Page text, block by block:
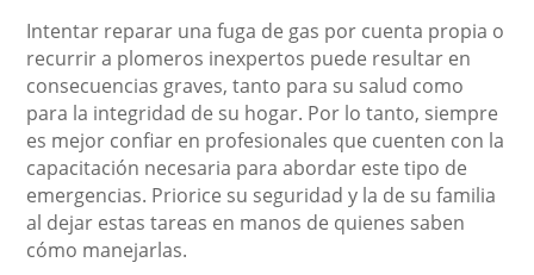
Intentar reparar una fuga de gas por cuenta propia o
recurrir a plomeros inexpertos puede resultar en
consecuencias graves, tanto para su salud como
para la integridad de su hogar. Por lo tanto, siempre
es mejor confiar en profesionales que cuenten con la
capacitación necesaria para abordar este tipo de
emergencias. Priorice su seguridad y la de su familia
al dejar estas tareas en manos de quienes saben
cómo manejarlas.